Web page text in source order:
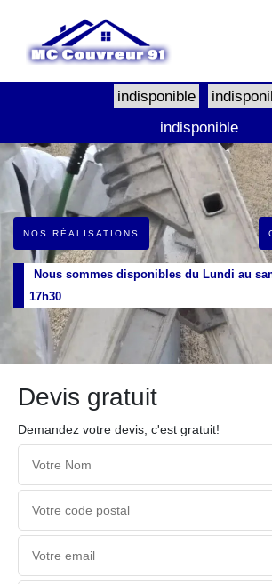
indisponible
indisponible
NOS RÉALISATIONS
Nous sommes disponibles du Lundi au
17h30
Devis gratuit
Demandez votre devis, c'est gratuit!